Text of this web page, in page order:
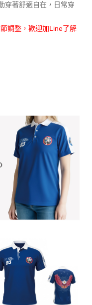
穿著舒適自在，日常穿
調整，歡迎加Line了解